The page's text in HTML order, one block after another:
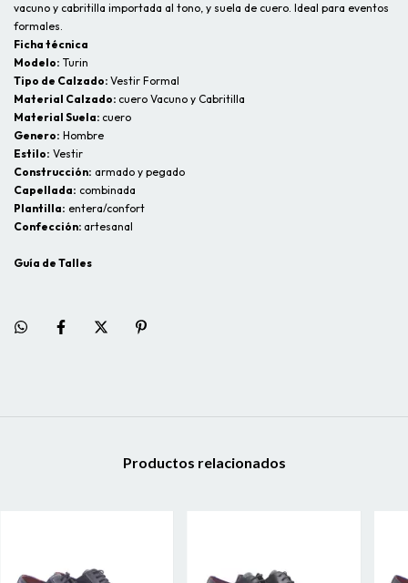
vacuno y cabritilla importada al tono, y suela de cuero. Ideal para eventos
formales.
Ficha técnica
Modelo: Turin
Tipo de Calzado: Vestir Formal
Material Calzado: cuero Vacuno y Cabritilla
Material Suela: cuero
Genero: Hombre
Estilo: Vestir
Construcción: armado y pegado
Capellada: combinada
Plantilla: entera/confort
Confección: artesanal
Guía de Talles
Productos relacionados